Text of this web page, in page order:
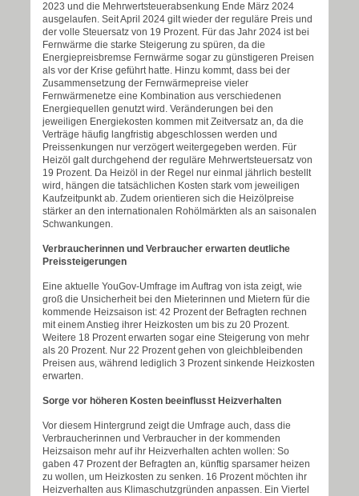
2023 und die Mehrwertsteuerabsenkung Ende März 2024
ausgelaufen. Seit April 2024 gilt wieder der reguläre Preis und
der volle Steuersatz von 19 Prozent. Für das Jahr 2024 ist bei
Fernwärme die starke Steigerung zu spüren, da die
Energiepreisbremse Fernwärme sogar zu günstigeren Preisen
als vor der Krise geführt hatte. Hinzu kommt, dass bei der
Zusammensetzung der Fernwärmepreise vieler
Fernwärmenetze eine Kombination aus verschiedenen
Energiequellen genutzt wird. Veränderungen bei den
jeweiligen Energiekosten kommen mit Zeitversatz an, da die
Verträge häufig langfristig abgeschlossen werden und
Preissenkungen nur verzögert weitergegeben werden. Für
Heizöl galt durchgehend der reguläre Mehrwertsteuersatz von
19 Prozent. Da Heizöl in der Regel nur einmal jährlich bestellt
wird, hängen die tatsächlichen Kosten stark vom jeweiligen
Kaufzeitpunkt ab. Zudem orientieren sich die Heizölpreise
stärker an den internationalen Rohölmärkten als an saisonalen
Schwankungen.
Verbraucherinnen und Verbraucher erwarten deutliche
Preissteigerungen
Eine aktuelle YouGov-Umfrage im Auftrag von ista zeigt, wie
groß die Unsicherheit bei den Mieterinnen und Mietern für die
kommende Heizsaison ist: 42 Prozent der Befragten rechnen
mit einem Anstieg ihrer Heizkosten um bis zu 20 Prozent.
Weitere 18 Prozent erwarten sogar eine Steigerung von mehr
als 20 Prozent. Nur 22 Prozent gehen von gleichbleibenden
Preisen aus, während lediglich 3 Prozent sinkende Heizkosten
erwarten.
Sorge vor höheren Kosten beeinflusst Heizverhalten
Vor diesem Hintergrund zeigt die Umfrage auch, dass die
Verbraucherinnen und Verbraucher in der kommenden
Heizsaison mehr auf ihr Heizverhalten achten wollen: So
gaben 47 Prozent der Befragten an, künftig sparsamer heizen
zu wollen, um Heizkosten zu senken. 16 Prozent möchten ihr
Heizverhalten aus Klimaschutzgründen anpassen. Ein Viertel